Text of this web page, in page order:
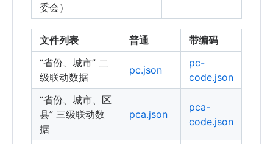
委会）
文件列表 普通
带编码
“省份、城市” 二
级联动数据
pc.json
pc-
code.json
“省份、城市、区
县” 三级联动数
据
pca.json
pca-
code.json